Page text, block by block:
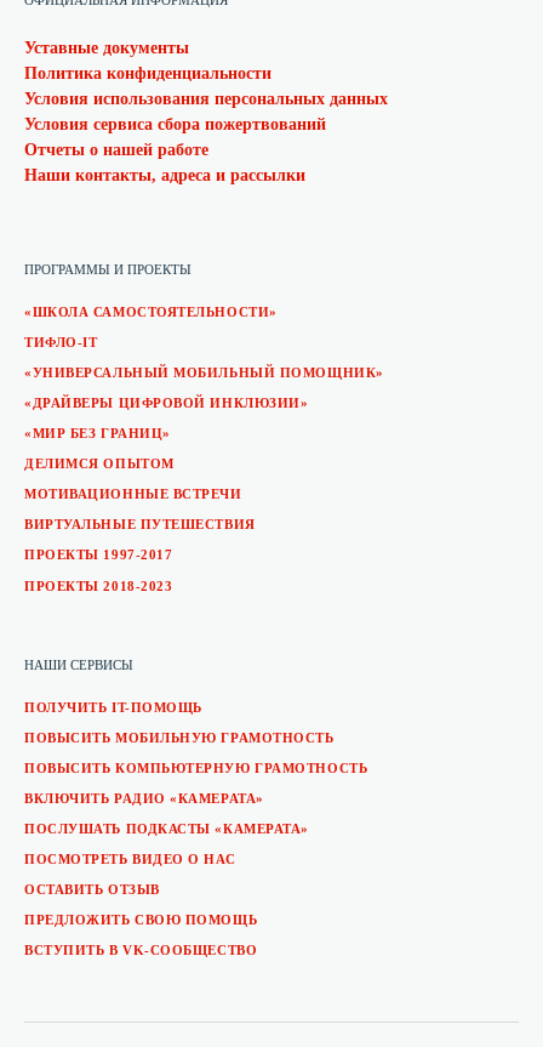
ПРОГРАММЫ И ПРОЕКТЫ
«ШКОЛА САМОСТОЯТЕЛЬНОСТИ»
ТИФЛО-IT
«УНИВЕРСАЛЬНЫЙ МОБИЛЬНЫЙ ПОМОЩНИК»
«ДРАЙВЕРЫ ЦИФРОВОЙ ИНКЛЮЗИИ»
«МИР БЕЗ ГРАНИЦ»
ДЕЛИМСЯ ОПЫТОМ
МОТИВАЦИОННЫЕ ВСТРЕЧИ
ВИРТУАЛЬНЫЕ ПУТЕШЕСТВИЯ
ПРОЕКТЫ 1997-2017
ПРОЕКТЫ 2018-2023
НАШИ СЕРВИСЫ
ПОЛУЧИТЬ IT-ПОМОЩЬ
ПОВЫСИТЬ МОБИЛЬНУЮ ГРАМОТНОСТЬ
ПОВЫСИТЬ КОМПЬЮТЕРНУЮ ГРАМОТНОСТЬ
ВКЛЮЧИТЬ РАДИО «КАМЕРАТА»
ПОСЛУШАТЬ ПОДКАСТЫ «КАМЕРАТА»
ПОСМОТРЕТЬ ВИДЕО О НАС
ОСТАВИТЬ ОТЗЫВ
ПРЕДЛОЖИТЬ СВОЮ ПОМОЩЬ
ВСТУПИТЬ В VK-СООБЩЕСТВО
Уставные документы
Политика конфиденциальности
Условия использования персональных данных
Условия сервиса сбора пожертвований
Отчеты о нашей работе
Наши контакты, адреса и рассылки